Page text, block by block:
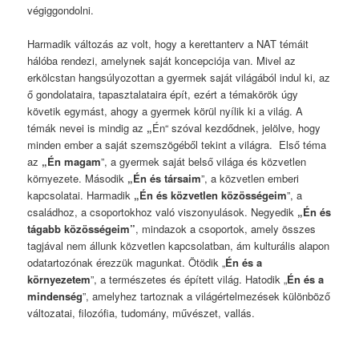
végiggondolni.
Harmadik változás az volt, hogy a kerettanterv a NAT témáit
hálóba rendezi, amelynek saját koncepciója van. Mivel az
erkölcstan hangsúlyozottan a gyermek saját világából indul ki, az
ő gondolataira, tapasztalataira épít, ezért a témakörök úgy
követik egymást, ahogy a gyermek körül nyílik ki a világ. A
témák nevei is mindig az „Én“ szóval kezdődnek, jelölve, hogy
minden ember a saját szemszögéből tekint a világra. Első téma
az „Én magam”, a gyermek saját belső világa és közvetlen
környezete. Második „Én és társaim”, a közvetlen emberi
kapcsolatai. Harmadik „Én és közvetlen közösségeim”, a
családhoz, a csoportokhoz való viszonyulások. Negyedik „Én és
tágabb közösségeim”, mindazok a csoportok, amely összes
tagjával nem állunk közvetlen kapcsolatban, ám kulturális alapon
odatartozónak érezzük magunkat. Ötödik „Én és a
környezetem”, a természetes és épített világ. Hatodik „Én és a
mindenség”, amelyhez tartoznak a világértelmezések különböző
változatai, filozófia, tudomány, művészet, vallás.